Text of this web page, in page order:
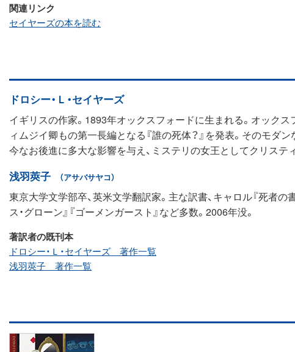
関連リンク
セイヤーズの本を読む
ドロシー・Ｌ・セイヤーズ
イギリスの作家。1893年オックスフォードに生まれる。オック
ィムジイ卿もの第一長編となる『誰の死体？』を発表。そのモダ
今なお後進に多大な影響を与え、ミステリの女王としてクリステ
浅羽莢子 （アサバサヤコ）
東京大学文学部卒、英米文学翻訳家。主な訳書、キャロル『死者の
ス・グローン』『ゴーメンガースト』など多数。2006年没。
著訳者の既刊本
ドロシー・Ｌ・セイヤーズ 著作一覧
浅羽莢子 著作一覧